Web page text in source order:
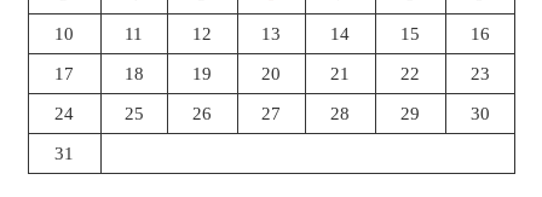
10 11 12 13 14 15 16
17 18 19 20 21 22 23
24 25 26 27 28 29 30
31